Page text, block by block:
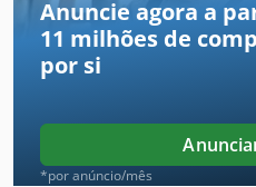
Extração
Folheado
Folheados
Hacker
Anuncie agora a
11 milhões de
por si
*por anúncio/mês